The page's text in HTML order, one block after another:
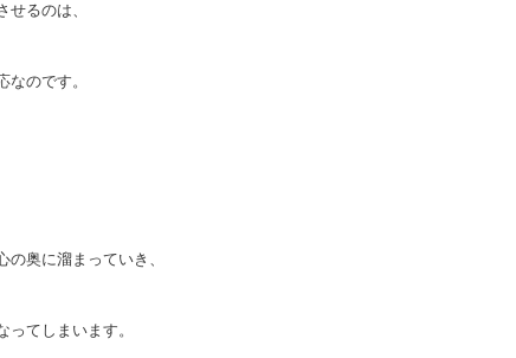
せるのは、
なのです。
の奥に溜まっていき、
ってしまいます。